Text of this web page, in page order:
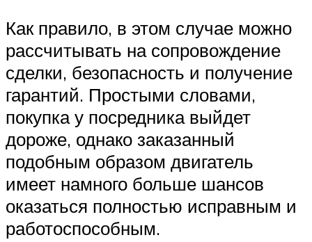
Как правило, в этом случае можно
рассчитывать на сопровождение
сделки, безопасность и получение
гарантий. Простыми словами,
покупка у посредника выйдет
дороже, однако заказанный
подобным образом двигатель
имеет намного больше шансов
оказаться полностью исправным и
работоспособным.